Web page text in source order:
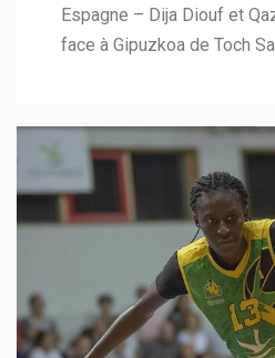
Espagne – Dija Diouf et
face à Gipuzkoa de Toch